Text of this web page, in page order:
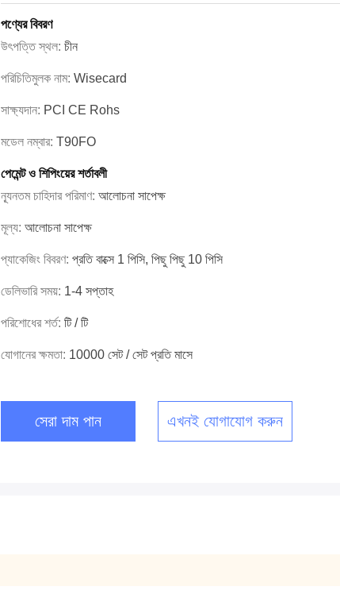
পণ্যের বিবরণ
উৎপত্তি স্থল: চীন
পরিচিতিমুলক নাম: Wisecard
সাক্ষ্যদান: PCI CE Rohs
মডেল নম্বার: T90FO
পেমেন্ট ও শিপিংয়ের শর্তাবলী
ন্যূনতম চাহিদার পরিমাণ: আলোচনা সাপেক্ষ
মূল্য: আলোচনা সাপেক্ষ
প্যাকেজিং বিবরণ: প্রতি বাক্সে 1 পিসি, পিছু পিছু 10 পিসি
ডেলিভারি সময়: 1-4 সপ্তাহ
পরিশোধের শর্ত: টি / টি
যোগানের ক্ষমতা: 10000 সেট / সেট প্রতি মাসে
সেরা দাম পান এখনই যোগাযোগ করুন